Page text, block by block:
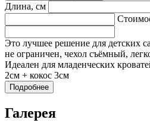
Длина, см
Это лучшее решение для детских
не ограничен, чехол съёмный,
Идеален для младенческих
2см + кокос 3см
Подробнее
Галерея